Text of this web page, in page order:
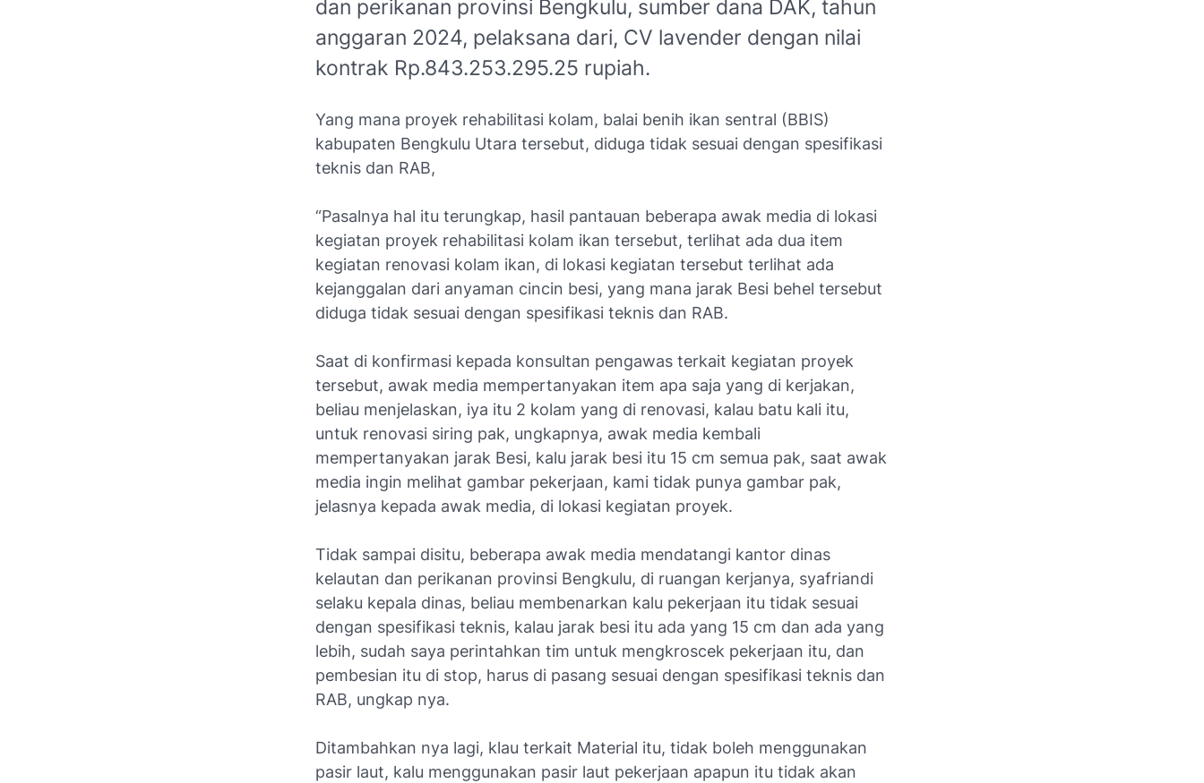
dan perikanan provinsi Bengkulu, sumber dana DAK, tahun
anggaran 2024, pelaksana dari, CV lavender dengan nilai
kontrak Rp.843.253.295.25 rupiah.
Yang mana proyek rehabilitasi kolam, balai benih ikan sentral (BBIS)
kabupaten Bengkulu Utara tersebut, diduga tidak sesuai dengan spesifikasi
teknis dan RAB,
“Pasalnya hal itu terungkap, hasil pantauan beberapa awak media di lokasi
kegiatan proyek rehabilitasi kolam ikan tersebut, terlihat ada dua item
kegiatan renovasi kolam ikan, di lokasi kegiatan tersebut terlihat ada
kejanggalan dari anyaman cincin besi, yang mana jarak Besi behel tersebut
diduga tidak sesuai dengan spesifikasi teknis dan RAB.
Saat di konfirmasi kepada konsultan pengawas terkait kegiatan proyek
tersebut, awak media mempertanyakan item apa saja yang di kerjakan,
beliau menjelaskan, iya itu 2 kolam yang di renovasi, kalau batu kali itu,
untuk renovasi siring pak, ungkapnya, awak media kembali
mempertanyakan jarak Besi, kalu jarak besi itu 15 cm semua pak, saat awak
media ingin melihat gambar pekerjaan, kami tidak punya gambar pak,
jelasnya kepada awak media, di lokasi kegiatan proyek.
Tidak sampai disitu, beberapa awak media mendatangi kantor dinas
kelautan dan perikanan provinsi Bengkulu, di ruangan kerjanya, syafriandi
selaku kepala dinas, beliau membenarkan kalu pekerjaan itu tidak sesuai
dengan spesifikasi teknis, kalau jarak besi itu ada yang 15 cm dan ada yang
lebih, sudah saya perintahkan tim untuk mengkroscek pekerjaan itu, dan
pembesian itu di stop, harus di pasang sesuai dengan spesifikasi teknis dan
RAB, ungkap nya.
Ditambahkan nya lagi, klau terkait Material itu, tidak boleh menggunakan
pasir laut, kalu menggunakan pasir laut pekerjaan apapun itu tidak akan